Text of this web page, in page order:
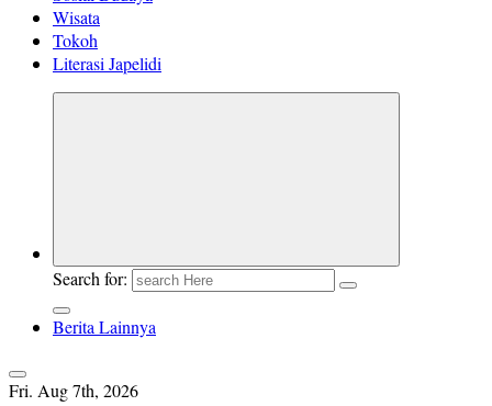
Wisata
Tokoh
Literasi Japelidi
Search for:
Berita Lainnya
Fri. Aug 7th, 2026